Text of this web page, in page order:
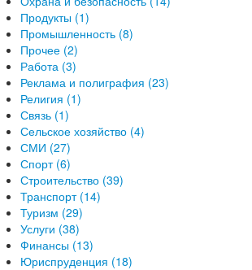
Продукты (1)
Промышленность (8)
Прочее (2)
Работа (3)
Реклама и полиграфия (23)
Религия (1)
Связь (1)
Сельское хозяйство (4)
СМИ (27)
Спорт (6)
Строительство (39)
Транспорт (14)
Туризм (29)
Услуги (38)
Финансы (13)
Юриспруденция (18)